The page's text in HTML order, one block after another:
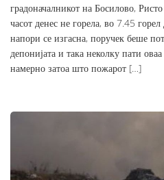
градоначалникот на Босилово,
часот денес не горела, во 7.45
напори се изгасна, поручек беше
депонијата и така неколку пати
намерно затоа што пожарот […]